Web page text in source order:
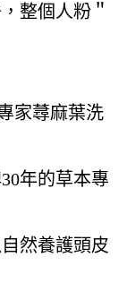
整個人粉＂
家蕁麻葉洗
年的草本專
然養護頭皮